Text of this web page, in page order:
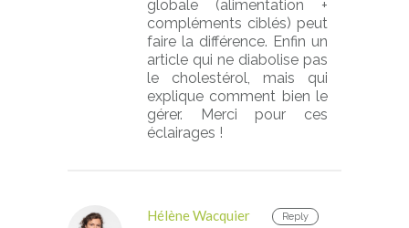
globale (alimentation +
compléments ciblés) peut
faire la différence. Enfin un
article qui ne diabolise pas
le cholestérol, mais qui
explique comment bien le
gérer. Merci pour ces
éclairages !
Reply
Hélène Wacquier